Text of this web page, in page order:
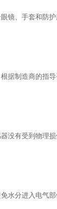
、手套和防护
制造商的指导
有受到物理损
分进入电气部